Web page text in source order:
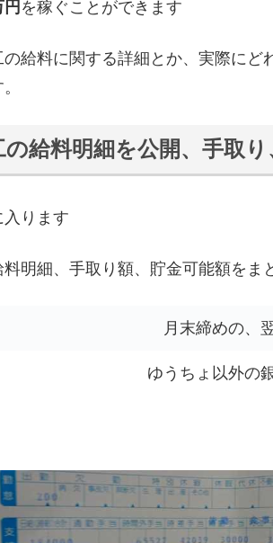
を稼ぐことができます
給料に関する詳細とか、実際にど
給料明細を公開、手取
ります
明細、手取り額、貯金可能額をま
月末締めの、
ゆうちょ以外の